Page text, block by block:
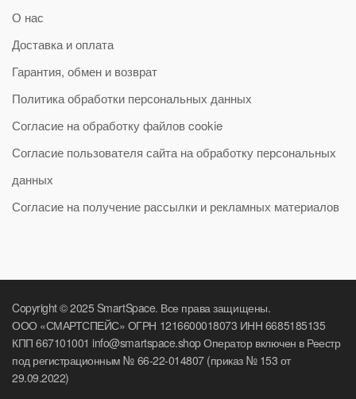
О нас
Доставка и оплата
Гарантия, обмен и возврат
Политика обработки персональных данных
Согласие на обработку файлов cookie
Согласие пользователя сайта на обработку персональных
данных
Согласие на получение рассылки и рекламных материалов
Copyright © 2025 SmartSpace. Все права защищены.
ООО «СМАРТСПЕЙС» ОГРН 1216600018073 ИНН 6685185135
КПП 667101001 info@smartspace.shop Оператор включен в Реестр
под регистрационным № 66-22-014807 (приказ № 153 от
29.09.2022)